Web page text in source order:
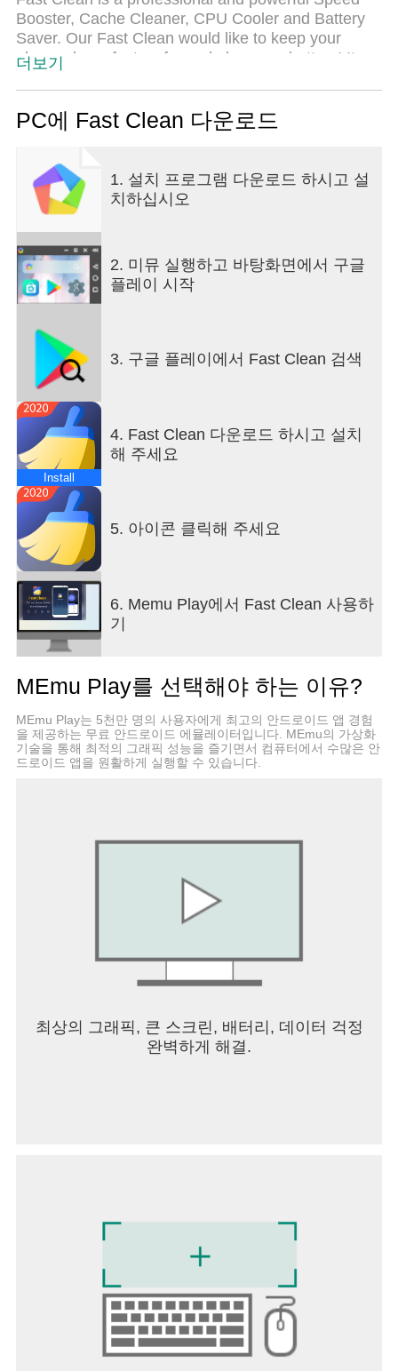
Booster, Cache Cleaner, CPU Cooler and Battery
Saver. Our Fast Clean would like to keep your
phone clean, fast, safe, and also save battery! It
speed your phone up、save your battery or cool
down your CPU, Go download it! FEATURES &
Boost your games and other apps by freeing up
RAM! Make your phone powerful! Fast Clean helps
users improve the performance of their mobile
device and close apps running in the background
without having to go in and close each and every
app individually. - Junk Cleaner Fast Clean can find
and safely remove junk, cache, strong residual, and
storage space. Save phone space and speed up
you phone! - CPU Cooler Fast Clean will
dynamically analyze and optimize your CPU usage.
Find and stop overheating apps to cool down
phone temperature. Also, it will prevent your phone
temperature from rising again. - Battery Saver Fast
Clean helps to save battery power and extend
battery life by hibernating running apps. More
functions, stay tuned! If you like our application,
please give us five-star praise, your
encouragement is our greatest motivation! Thank
you! If you have any problems and suggestions
with respect to our application, please feel free to
contact us at flexn9053@gmail.com.
더보기
PC에 Fast Clean 다운로드
1. 설치 프로그램 다운로드 하시고 설
치하십시오
2. 미뮤 실행하고 바탕화면에서 구글
플레이 시작
3. 구글 플레이에서 Fast Clean 검색
Install
4. Fast Clean 다운로드 하시고 설치
해 주세요
5. 아이콘 클릭해 주세요
6. Memu Play에서 Fast Clean 사용하
기
MEmu Play를 선택해야 하는 이유?
MEmu Play는 5천만 명의 사용자에게 최고의 안드로이드 앱 경험
을 제공하는 무료 안드로이드 에뮬레이터입니다. MEmu의 가상화
기술을 통해 최적의 그래픽 성능을 즐기면서 컴퓨터에서 수많은 안
드로이드 앱을 원활하게 실행할 수 있습니다.
최상의 그래픽, 큰 스크린, 배터리, 데이터 걱정
완벽하게 해결.